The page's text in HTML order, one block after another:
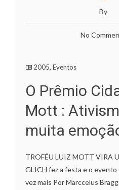
By
No
2005, Eventos
O Prêmio
Mott :
muita
TROFÉU LUIZ MOTT VIRA
GLICH fez a festa e o
vez mais Por Marccelus